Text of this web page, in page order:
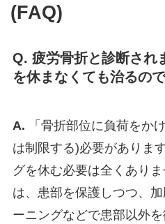
(FAQ)
Q. 疲労骨折と診断され
を休まなくても治るの
A.
「骨折部位に負荷をか
は制限する)必要がありま
グを休む必要は全くあり
は、患部を保護しつつ、
ーニングなどで患部以外